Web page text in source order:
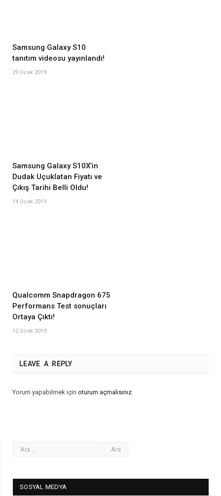
Samsung Galaxy S10
tanıtım videosu yayınlandı!
29 Ocak 2019
Samsung Galaxy S10X’in
Dudak Uçuklatan Fiyatı ve
Çıkış Tarihi Belli Oldu!
14 Ocak 2019
Qualcomm Snapdragon 675
Performans Test sonuçları
Ortaya Çıktı!
12 Ocak 2019
LEAVE A REPLY
Yorum yapabilmek için oturum açmalısınız.
SOSYAL MEDYA